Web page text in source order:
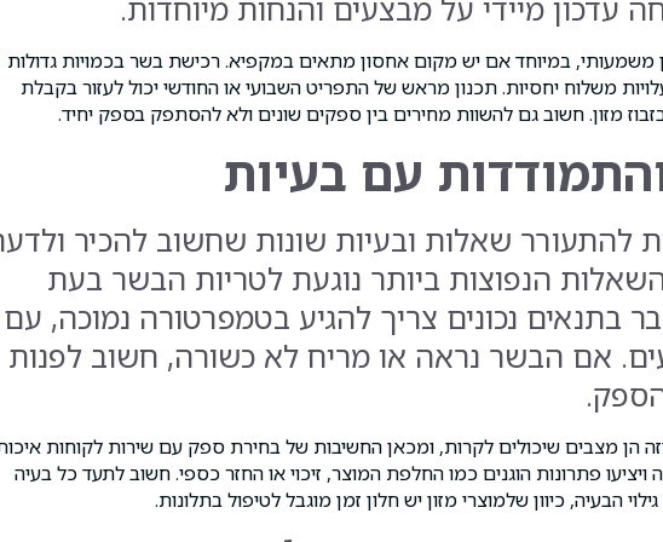
עדכון מיידי על מבצעים והנחות מיוחדות.
משמעותי, במיוחד אם יש מקום אחסון מתאים במקפיא. רכישת בשר בכמויות גדולות
משלוח יחסיות. תכנון מראש של התפריט השבועי או החודשי יכול לעזור בקבלת
מזון. חשוב גם להשוות מחירים בין ספקים שונים ולא להסתפק בספק יחיד.
עם בעיות
להתעורר שאלות ובעיות שונות שחשוב להכיר
הנפוצות ביותר נוגעת לטריות הבשר בעת
בתנאים נכונים צריך להגיע בטמפרטורה נמוכה, עם
אם הבשר נראה או מריח לא כשורה, חשוב לפנות
הן מצבים שיכולים לקרות, ומכאן החשיבות של בחירת ספק עם שירות לקוחות
פתרונות הוגנים כמו החלפת המוצר, זיכוי או החזר כספי. חשוב לתעד כל בעיה
הבעיה, כיוון שלמוצרי מזון יש חלון זמן מוגבל לטיפול בתלונות.